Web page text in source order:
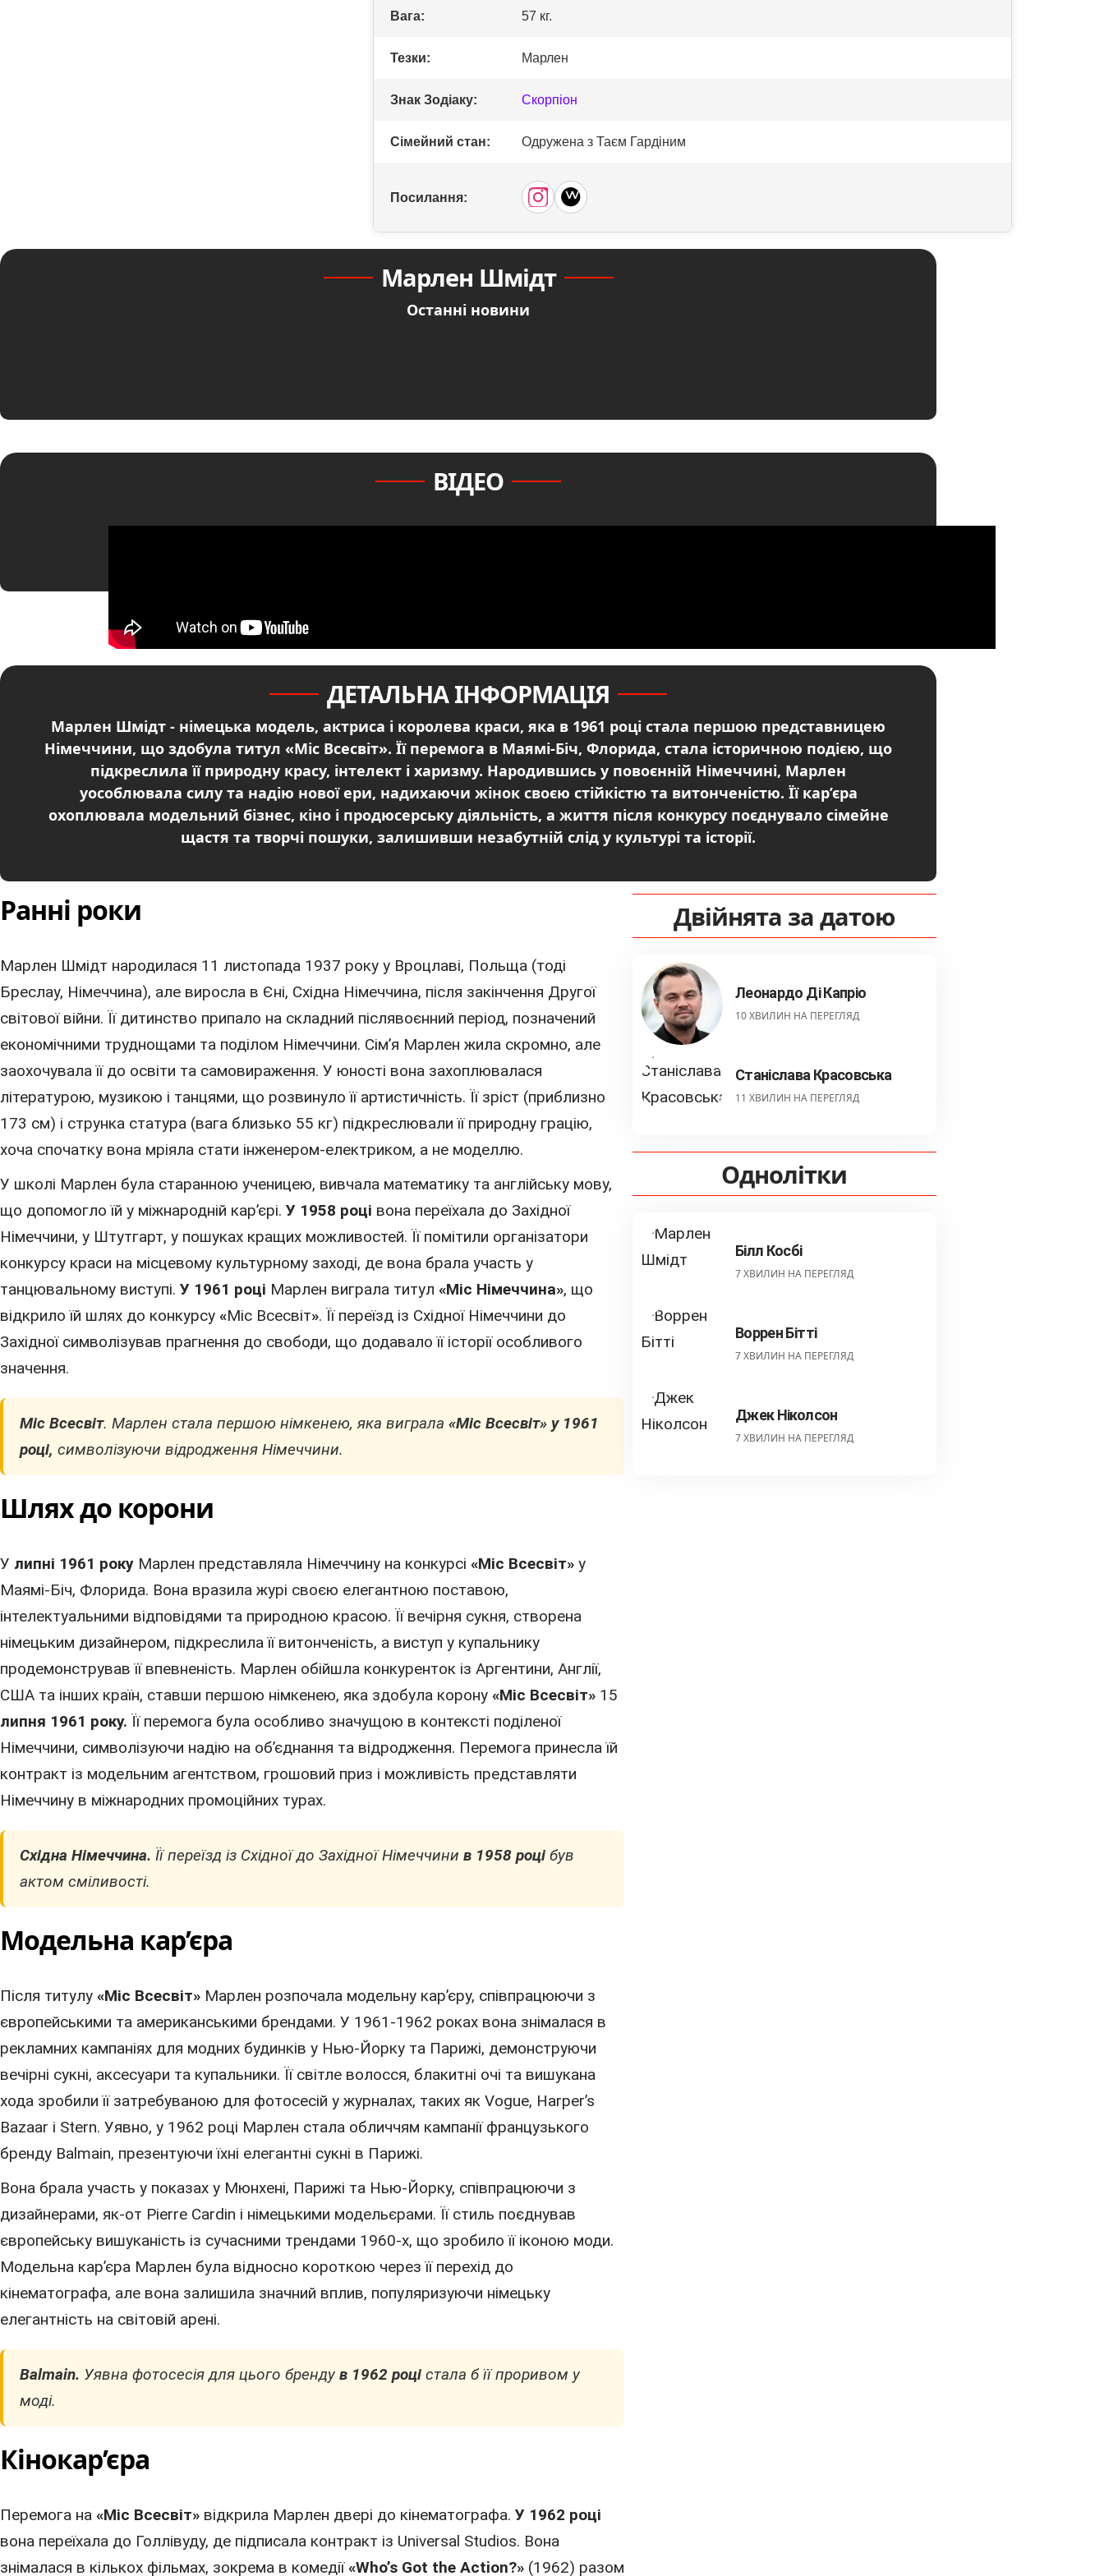
Вага: 57 кг.
Тезки: Марлен
Знак Зодіаку: Скорпіон
Сімейний стан: Одружена з Таєм Гардіним
Посилання:
Марлен Шмідт
Останні новини
ВІДЕО
ДЕТАЛЬНА ІНФОРМАЦІЯ
Марлен Шмідт - німецька модель, актриса і королева краси, яка в 1961 році стала першою представницею
Німеччини, що здобула титул «Міс Всесвіт». Її перемога в Маямі-Біч, Флорида, стала історичною подією, що
підкреслила її природну красу, інтелект і харизму. Народившись у повоєнній Німеччині, Марлен
уособлювала силу та надію нової ери, надихаючи жінок своєю стійкістю та витонченістю. Її кар’єра
охоплювала модельний бізнес, кіно і продюсерську діяльність, а життя після конкурсу поєднувало сімейне
щастя та творчі пошуки, залишивши незабутній слід у культурі та історії.
Ранні роки
Марлен Шмідт народилася 11 листопада 1937 року у Вроцлаві, Польща (тоді
Бреслау, Німеччина), але виросла в Єні, Східна Німеччина, після закінчення Другої
світової війни. Її дитинство припало на складний післявоєнний період, позначений
економічними труднощами та поділом Німеччини. Сім’я Марлен жила скромно, але
заохочувала її до освіти та самовираження. У юності вона захоплювалася
літературою, музикою і танцями, що розвинуло її артистичність. Її зріст (приблизно
173 см) і струнка статура (вага близько 55 кг) підкреслювали її природну грацію,
хоча спочатку вона мріяла стати інженером-електриком, а не моделлю.
У школі Марлен була старанною ученицею, вивчала математику та англійську мову,
що допомогло їй у міжнародній кар’єрі. У 1958 році вона переїхала до Західної
Німеччини, у Штутгарт, у пошуках кращих можливостей. Її помітили організатори
конкурсу краси на місцевому культурному заході, де вона брала участь у
танцювальному виступі. У 1961 році Марлен виграла титул «Міс Німеччина», що
відкрило їй шлях до конкурсу «Міс Всесвіт». Її переїзд із Східної Німеччини до
Західної символізував прагнення до свободи, що додавало її історії особливого
значення.
Міс Всесвіт. Марлен стала першою німкенею, яка виграла «Міс Всесвіт» у 1961
році, символізуючи відродження Німеччини.
Шлях до корони
У липні 1961 року Марлен представляла Німеччину на конкурсі «Міс Всесвіт» у
Маямі-Біч, Флорида. Вона вразила журі своєю елегантною поставою,
інтелектуальними відповідями та природною красою. Її вечірня сукня, створена
німецьким дизайнером, підкреслила її витонченість, а виступ у купальнику
продемонстрував її впевненість. Марлен обійшла конкуренток із Аргентини, Англії,
США та інших країн, ставши першою німкенею, яка здобула корону «Міс Всесвіт» 15
липня 1961 року. Її перемога була особливо значущою в контексті поділеної
Німеччини, символізуючи надію на об’єднання та відродження. Перемога принесла їй
контракт із модельним агентством, грошовий приз і можливість представляти
Німеччину в міжнародних промоційних турах.
Східна Німеччина. Її переїзд із Східної до Західної Німеччини в 1958 році був
актом сміливості.
Модельна кар’єра
Після титулу «Міс Всесвіт» Марлен розпочала модельну кар’єру, співпрацюючи з
європейськими та американськими брендами. У 1961-1962 роках вона знімалася в
рекламних кампаніях для модних будинків у Нью-Йорку та Парижі, демонструючи
вечірні сукні, аксесуари та купальники. Її світле волосся, блакитні очі та вишукана
хода зробили її затребуваною для фотосесій у журналах, таких як Vogue, Harper’s
Bazaar і Stern. Уявно, у 1962 році Марлен стала обличчям кампанії французького
бренду Balmain, презентуючи їхні елегантні сукні в Парижі.
Вона брала участь у показах у Мюнхені, Парижі та Нью-Йорку, співпрацюючи з
дизайнерами, як-от Pierre Cardin і німецькими модельєрами. Її стиль поєднував
європейську вишуканість із сучасними трендами 1960-х, що зробило її іконою моди.
Модельна кар’єра Марлен була відносно короткою через її перехід до
кінематографа, але вона залишила значний вплив, популяризуючи німецьку
елегантність на світовій арені.
Balmain. Уявна фотосесія для цього бренду в 1962 році стала б її проривом у
моді.
Кінокар’єра
Перемога на «Міс Всесвіт» відкрила Марлен двері до кінематографа. У 1962 році
вона переїхала до Голлівуду, де підписала контракт із Universal Studios. Вона
знімалася в кількох фільмах, зокрема в комедії«Who’s Got the Action?» (1962) разом
Двійнята за датою
Леонардо Ді Капріо
10 ХВИЛИН НА ПЕРЕГЛЯД
Станіслава Красовська
11 ХВИЛИН НА ПЕРЕГЛЯД
Однолітки
Білл Косбі
7 ХВИЛИН НА ПЕРЕГЛЯД
Воррен Бітті
7 ХВИЛИН НА ПЕРЕГЛЯД
Джек Ніколсон
7 ХВИЛИН НА ПЕРЕГЛЯД